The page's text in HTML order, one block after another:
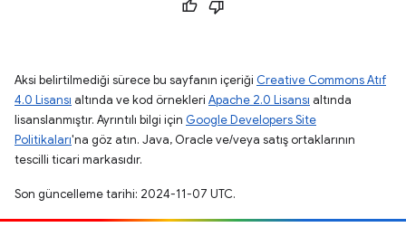
Aksi belirtilmediği sürece bu sayfanın içeriği Creative Commons Atıf
4.0 Lisansı altında ve kod örnekleri Apache 2.0 Lisansı altında
lisanslanmıştır. Ayrıntılı bilgi için Google Developers Site
Politikaları'na göz atın. Java, Oracle ve/veya satış ortaklarının
tescilli ticari markasıdır.
Son güncelleme tarihi: 2024-11-07 UTC.